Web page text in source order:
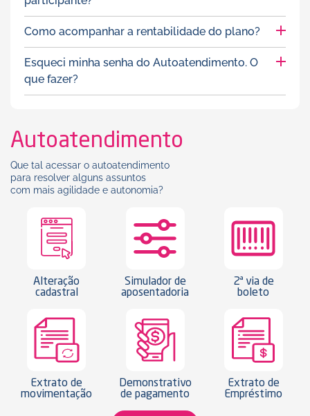
Como acompanhar a rentabilidade do plano?
Esqueci minha senha do Autoatendimento. O
que fazer?
Autoatendimento
Que tal acessar o autoatendimento
para resolver alguns assuntos
com mais agilidade e autonomia?
Alteração
cadastral
Simulador de
aposentadoria
2ª via de
boleto
Extrato de
movimentação
Demonstrativo
de pagamento
Extrato de
Empréstimo